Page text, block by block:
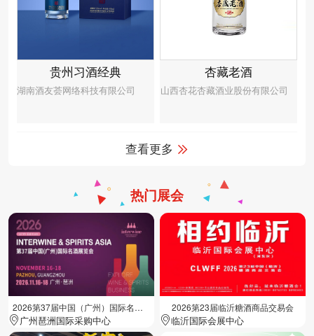
贵州习酒经典
湖南酒友荟网络科技有限公司
杏藏老酒
山西杏花杏藏酒业股份有限公司
查看更多
热门展会
2026第37届中国（广州）国际名酒展览会
广州琶洲国际采购中心
2026第23届临沂糖酒商品交易会
临沂国际会展中心